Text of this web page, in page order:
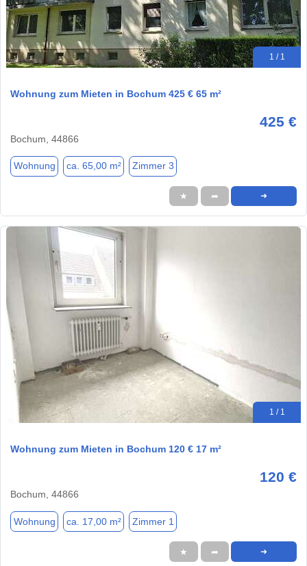
1 / 1
Wohnung zum Mieten in Bochum 425 € 65 m²
425 €
Bochum, 44866
Wohnung ca. 65,00 m² Zimmer 3
★ ➦ ➜
1 / 1
Wohnung zum Mieten in Bochum 120 € 17 m²
120 €
Bochum, 44866
Wohnung ca. 17,00 m² Zimmer 1
★ ➦ ➜